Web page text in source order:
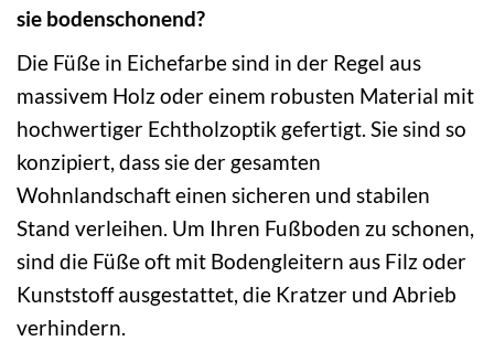
sie bodenschonend?
Die Füße in Eichefarbe sind in der Regel aus
massivem Holz oder einem robusten Material mit
hochwertiger Echtholzoptik gefertigt. Sie sind so
konzipiert, dass sie der gesamten
Wohnlandschaft einen sicheren und stabilen
Stand verleihen. Um Ihren Fußboden zu schonen,
sind die Füße oft mit Bodengleitern aus Filz oder
Kunststoff ausgestattet, die Kratzer und Abrieb
verhindern.